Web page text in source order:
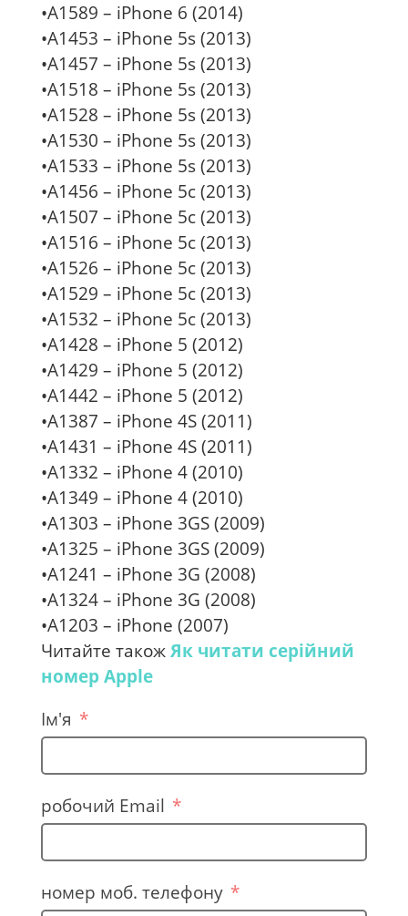
•A1589 – iPhone 6 (2014)
•A1453 – iPhone 5s (2013)
•A1457 – iPhone 5s (2013)
•A1518 – iPhone 5s (2013)
•A1528 – iPhone 5s (2013)
•A1530 – iPhone 5s (2013)
•A1533 – iPhone 5s (2013)
•A1456 – iPhone 5c (2013)
•A1507 – iPhone 5c (2013)
•A1516 – iPhone 5c (2013)
•A1526 – iPhone 5c (2013)
•A1529 – iPhone 5c (2013)
•A1532 – iPhone 5c (2013)
•A1428 – iPhone 5 (2012)
•A1429 – iPhone 5 (2012)
•A1442 – iPhone 5 (2012)
•A1387 – iPhone 4S (2011)
•A1431 – iPhone 4S (2011)
•A1332 – iPhone 4 (2010)
•A1349 – iPhone 4 (2010)
•A1303 – iPhone 3GS (2009)
•A1325 – iPhone 3GS (2009)
•A1241 – iPhone 3G (2008)
•A1324 – iPhone 3G (2008)
•A1203 – iPhone (2007)
Читайте такожЯк читати серійний
номер Apple
Ім'я
робочий Email
номер моб. телефону